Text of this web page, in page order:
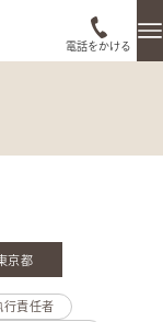
電話をかける
京都
行責任者